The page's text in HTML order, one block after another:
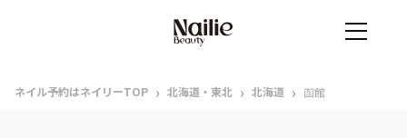
ネイル予約はネイリーTOP › 北海道・東北 › 北海道 › 函館